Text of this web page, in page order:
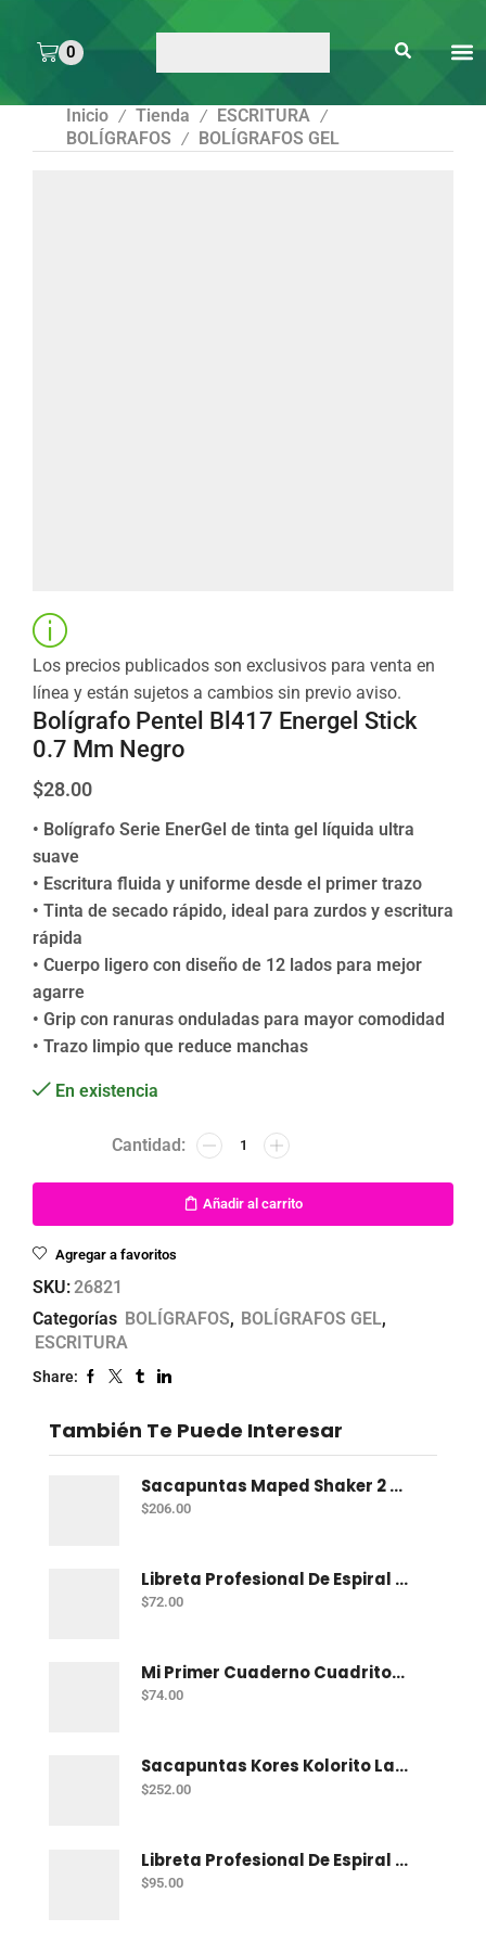
0
Inicio / Tienda / ESCRITURA /
BOLÍGRAFOS / BOLÍGRAFOS GEL
Los precios publicados son exclusivos para venta en
línea y están sujetos a cambios sin previo aviso.
Bolígrafo Pentel Bl417 Energel Stick
0.7 Mm Negro
$28.00
• Bolígrafo Serie EnerGel de tinta gel líquida ultra
suave
• Escritura fluida y uniforme desde el primer trazo
• Tinta de secado rápido, ideal para zurdos y escritura
rápida
• Cuerpo ligero con diseño de 12 lados para mejor
agarre
• Grip con ranuras onduladas para mayor comodidad
• Trazo limpio que reduce manchas
En existencia
Añadir al carrito
Agregar a favoritos
SKU:26821
Categorías BOLÍGRAFOS, BOLÍGRAFOS GEL,
ESCRITURA
Share:
También Te Puede Interesar
Sacapuntas Maped Shaker 2 Orificios - Bote Con 12
$206.00
Libreta Profesional De Espiral Norma Color 100 H C-7
$72.00
Mi Primer Cuaderno Cuadritos "A" (10Mm) 50 Hojas Norma
$74.00
Sacapuntas Kores Kolorito Lapiz 1 Orif C/20
$252.00
Libreta Profesional De Espiral Printaform Arcoiris Pastel 100 H Ry
$95.00